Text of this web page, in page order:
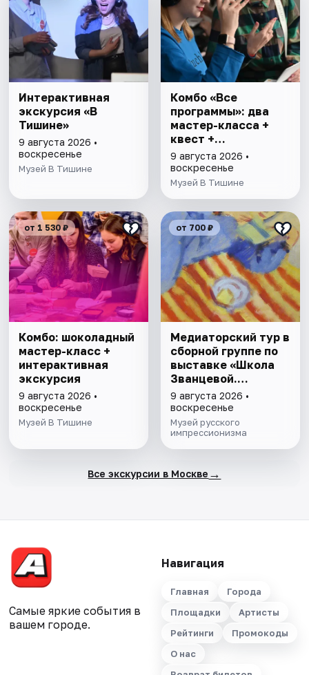
Интерактивная
экскурсия «В
Тишине»
9 августа 2026 •
воскресенье
Музей В Тишине
Комбо «Все
программы»: два
мастер-класса +
квест +
интерактивная
экскурсия
9 августа 2026 •
воскресенье
Музей В Тишине
от 1 530 ₽
Комбо: шоколадный
мастер-класс +
интерактивная
экскурсия
9 августа 2026 •
воскресенье
Музей В Тишине
от 700 ₽
Медиаторский тур в
сборной группе по
выставке «Школа
Званцевой.
Лаборатория
модернизма»
9 августа 2026 •
воскресенье
Музей русского
импрессионизма
Все экскурсии в Москве →
Самые яркие события в
вашем городе.
Навигация
Главная
Города
Площадки
Артисты
Рейтинги
Промокоды
О нас